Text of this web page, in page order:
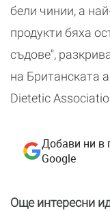
бели чинии, а
продукти бяха
съдове",
на Британската
Dietetic
Добави ни в
Google
Още интересни